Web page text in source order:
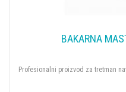
BAKARNA
Profesionalni proizvod za tretman